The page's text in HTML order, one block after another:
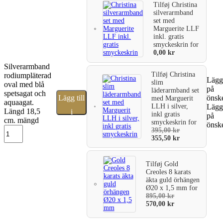
Silverarmband
rodiumpläterad
oval med blå
spetsagat och
aquaagat.
Längd 18,5
cm. mängd
Lägg till
i
TilføjChristina
silverarmband
set med
Marguerite LLF
inkl. gratis
smyckeskrinfor
0,00kr
TilføjChristina
slim
läderarmband set
med Marguerit
LLH i silver,
inkl gratis
smyckeskrinfor
395,00kr
355,50kr
TilføjGold
Creoles 8 karats
äkta guld örhängen
Ø20 x 1,5 mmfor
895,00kr
570,00kr
på
på